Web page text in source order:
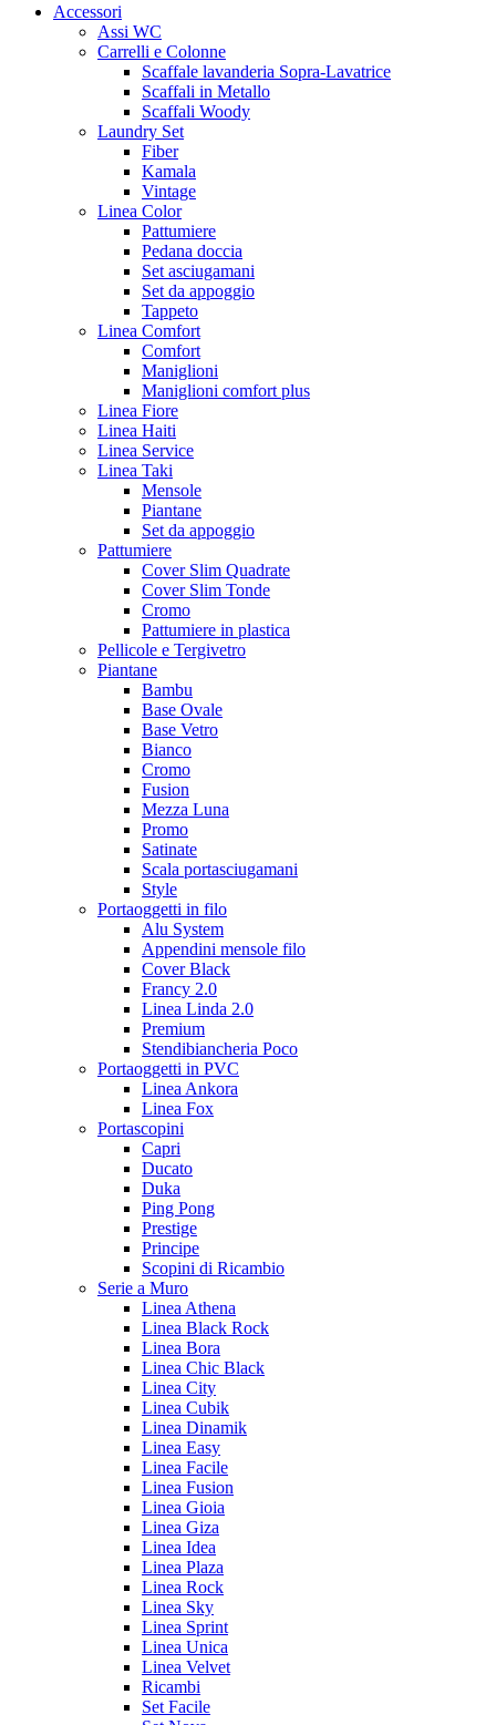
Accessori
Assi WC
Carrelli e Colonne
Scaffale lavanderia Sopra-Lavatrice
Scaffali in Metallo
Scaffali Woody
Laundry Set
Fiber
Kamala
Vintage
Linea Color
Pattumiere
Pedana doccia
Set asciugamani
Set da appoggio
Tappeto
Linea Comfort
Comfort
Maniglioni
Maniglioni comfort plus
Linea Fiore
Linea Haiti
Linea Service
Linea Taki
Mensole
Piantane
Set da appoggio
Pattumiere
Cover Slim Quadrate
Cover Slim Tonde
Cromo
Pattumiere in plastica
Pellicole e Tergivetro
Piantane
Bambu
Base Ovale
Base Vetro
Bianco
Cromo
Fusion
Mezza Luna
Promo
Satinate
Scala portasciugamani
Style
Portaoggetti in filo
Alu System
Appendini mensole filo
Cover Black
Francy 2.0
Linea Linda 2.0
Premium
Stendibiancheria Poco
Portaoggetti in PVC
Linea Ankora
Linea Fox
Portascopini
Capri
Ducato
Duka
Ping Pong
Prestige
Principe
Scopini di Ricambio
Serie a Muro
Linea Athena
Linea Black Rock
Linea Bora
Linea Chic Black
Linea City
Linea Cubik
Linea Dinamik
Linea Easy
Linea Facile
Linea Fusion
Linea Gioia
Linea Giza
Linea Idea
Linea Plaza
Linea Rock
Linea Sky
Linea Sprint
Linea Unica
Linea Velvet
Ricambi
Set Facile